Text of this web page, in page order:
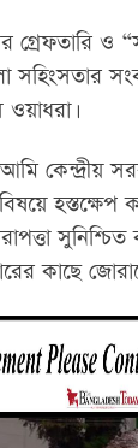
গ্রেফতারি ও
সহিংসতার
কেন্দ্রীয়
হস্তক্ষেপ
কাছে